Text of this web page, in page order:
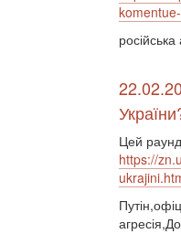
російська
Цей
https://